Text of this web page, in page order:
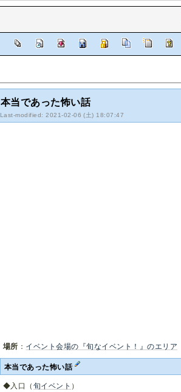
本当であった怖い話
Last-modified: 2021-02-06 (土) 18:07:47
場所 ： イベント会場の『旬なイベント！』のエリア
本当であった怖い話
◆入口（ 旬イベント ）